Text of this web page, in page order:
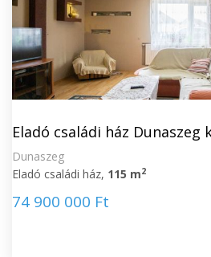
Eladó családi ház Dunaszeg
Dunaszeg
Eladó családi ház, 115 m2
74 900 000 Ft